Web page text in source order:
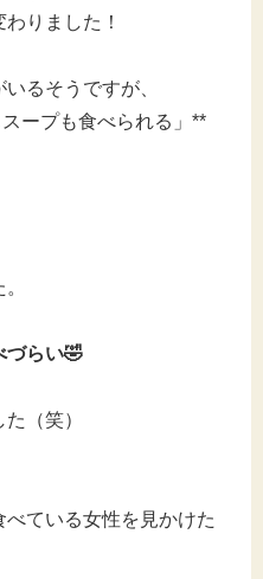
りました！
るそうですが、
ープも食べられる」**
づらい🤣
（笑）
ている女性を見かけた